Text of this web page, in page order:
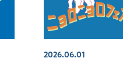
2026.06.01